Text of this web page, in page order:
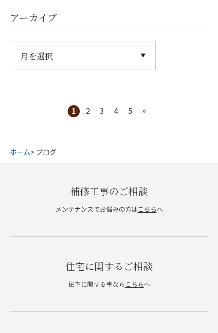
アーカイブ
1 2 3 4 5 »
ホーム ブログ
補修工事のご相談
メンテナンスでお悩みの方はこちらへ
住宅に関するご相談
住宅に関する事なら こちらへ